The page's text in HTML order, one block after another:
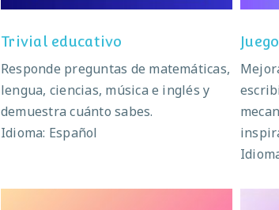
Trivial educativo
Responde preguntas de matemáticas,
lengua, ciencias, música e inglés y
demuestra cuánto sabes.
Idioma: Español